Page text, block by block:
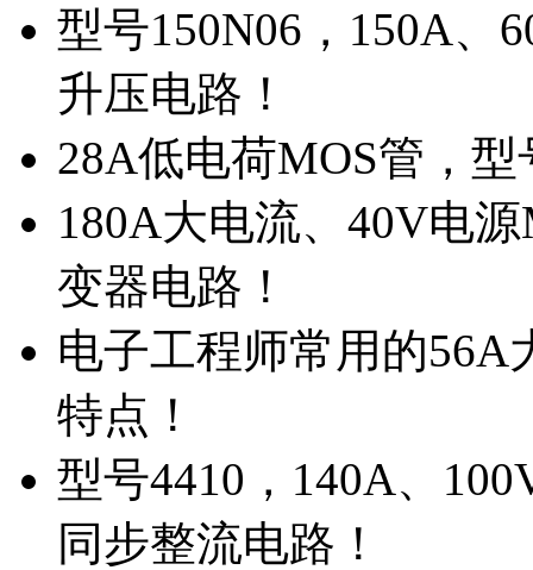
型号150N06，150A、
升压电路！
28A低电荷MOS管，
180A大电流、40V电
变器电路！
电子工程师常用的56A
特点！
型号4410，140A、
同步整流电路！